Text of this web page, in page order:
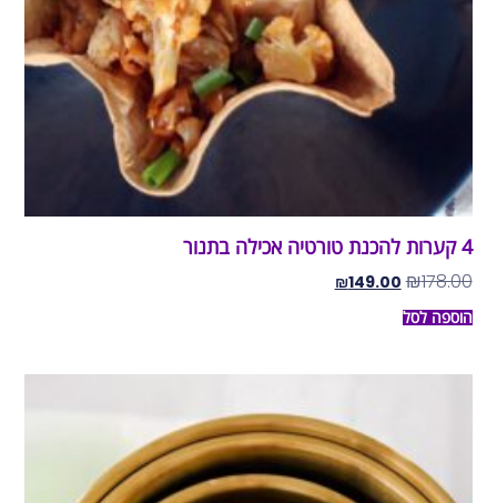
4 קערות להכנת טורטיה אכילה בתנור
₪178.00
₪149.00
הוספה לסל